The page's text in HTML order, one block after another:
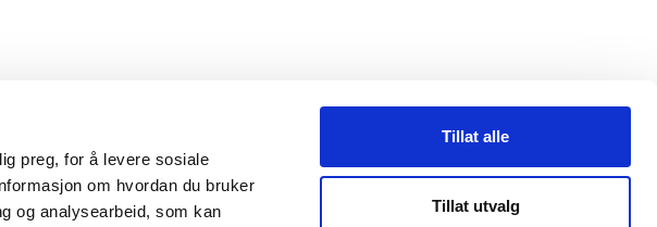
preg, for å levere sosiale
om hvordan du bruker
og analysearbeid, som kan
Tillat alle
Tillat utvalg